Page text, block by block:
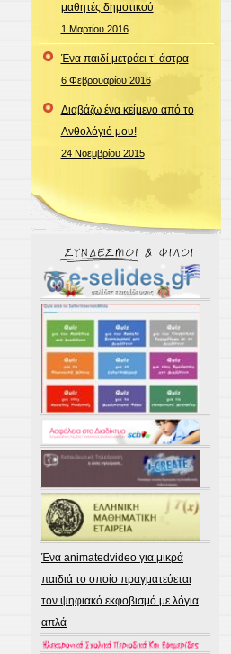
μαθητές δημοτικού
1 Μαρτίου 2016
Ένα παιδί μετράει τ’ άστρα
6 Φεβρουαρίου 2016
Διαβάζω ένα κείμενο από το
Ανθολόγιό μου!
24 Νοεμβρίου 2015
Ένα animatedvideo για μικρά
παιδιά το οποίο πραγματεύεται
τον ψηφιακό εκφοβισμό με λόγια
απλά